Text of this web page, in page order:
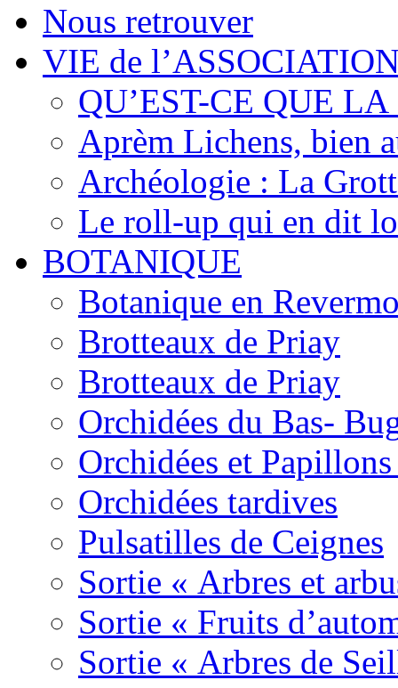
Nous retrouver
VIE de
QU’EST-CE QUE
Aprèm Lichens, bien
Archéologie : La
Le roll-up qui en dit
BOTANIQUE
Botanique en
Brotteaux de Priay
Brotteaux de Priay
Orchidées du Bas-
Orchidées et
Orchidées tardives
Pulsatilles de Ceignes
Sortie « Arbres et
Sortie « Fruits
Sortie « Arbres de